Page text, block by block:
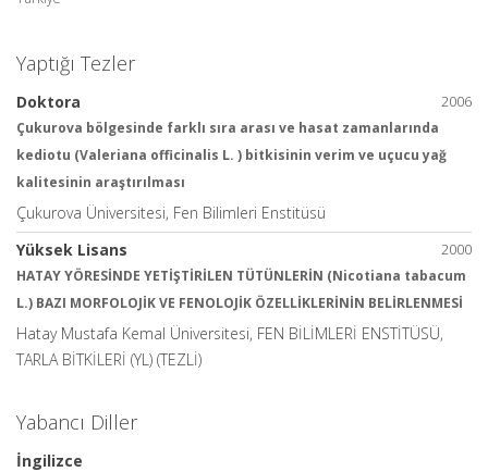
Yaptığı Tezler
2006
Doktora
Çukurova bölgesinde farklı sıra arası ve hasat zamanlarında
kediotu (Valeriana officinalis L. ) bitkisinin verim ve uçucu yağ
kalitesinin araştırılması
Çukurova Üniversitesi, Fen Bilimleri Enstitüsü
2000
Yüksek Lisans
HATAY YÖRESİNDE YETİŞTİRİLEN TÜTÜNLERİN (Nicotiana tabacum
L.) BAZI MORFOLOJİK VE FENOLOJİK ÖZELLİKLERİNİN BELİRLENMESİ
Hatay Mustafa Kemal Üniversitesi, FEN BİLİMLERİ ENSTİTÜSÜ,
TARLA BİTKİLERİ (YL) (TEZLİ)
Yabancı Diller
İngilizce